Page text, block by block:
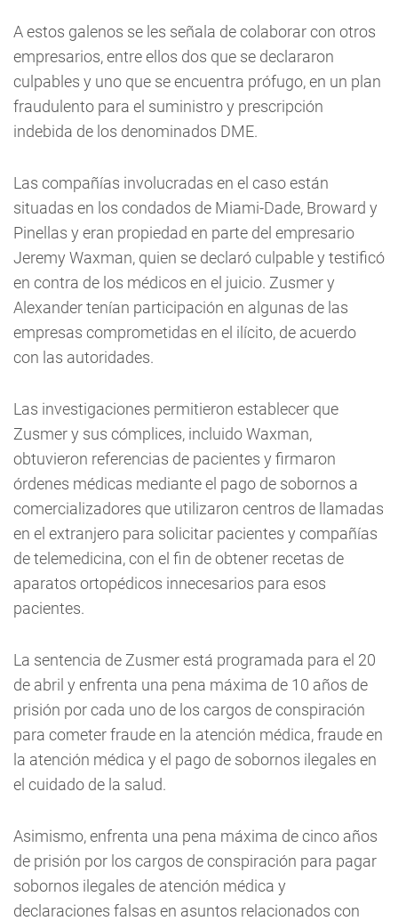
A estos galenos se les señala de colaborar con otros
empresarios, entre ellos dos que se declararon
culpables y uno que se encuentra prófugo, en un plan
fraudulento para el suministro y prescripción
indebida de los denominados DME.
Las compañías involucradas en el caso están
situadas en los condados de Miami-Dade, Broward y
Pinellas y eran propiedad en parte del empresario
Jeremy Waxman, quien se declaró culpable y testificó
en contra de los médicos en el juicio. Zusmer y
Alexander tenían participación en algunas de las
empresas comprometidas en el ilícito, de acuerdo
con las autoridades.
Las investigaciones permitieron establecer que
Zusmer y sus cómplices, incluido Waxman,
obtuvieron referencias de pacientes y firmaron
órdenes médicas mediante el pago de sobornos a
comercializadores que utilizaron centros de llamadas
en el extranjero para solicitar pacientes y compañías
de telemedicina, con el fin de obtener recetas de
aparatos ortopédicos innecesarios para esos
pacientes.
La sentencia de Zusmer está programada para el 20
de abril y enfrenta una pena máxima de 10 años de
prisión por cada uno de los cargos de conspiración
para cometer fraude en la atención médica, fraude en
la atención médica y el pago de sobornos ilegales en
el cuidado de la salud.
Asimismo, enfrenta una pena máxima de cinco años
de prisión por los cargos de conspiración para pagar
sobornos ilegales de atención médica y
declaraciones falsas en asuntos relacionados con